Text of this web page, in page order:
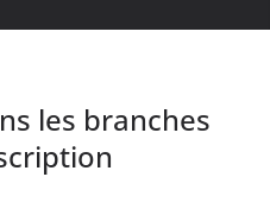
les branches